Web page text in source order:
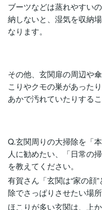
ブーツなどは蒸れやすい
納しないと、湿気を収納
なります。
その他、玄関扉の周辺や
こりやクモの巣があった
あかで汚れていたりする
Q.玄関周りの大掃除を「
人に勧めたい、「日常の
を教えてください。
有賀さん「玄関は“家の顔
除でさっぱりさせたい場
ほこりが多い玄関は、上